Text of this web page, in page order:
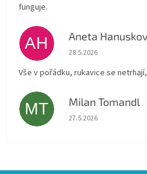
funguje.
AH Aneta
Hodnocení obchodu
28.5.2026
Vše v pořádku, rukavice se
MT Milan Tomandl
Hodnocení obchodu
27.5.2026